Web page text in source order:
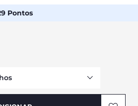
Pontos
DA DISPONIBILIDADE